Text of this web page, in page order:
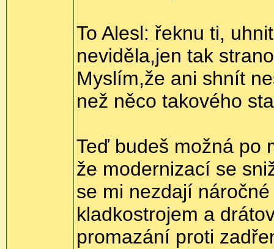
To Alesl: řeknu ti,
neviděla,jen tak
Myslím,že ani shnít
než něco takového
Teď budeš možná po
že modernizací se
se mi nezdají
kladkostrojem a
promazání proti